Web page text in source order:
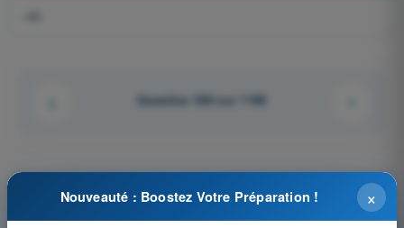
Question 436 sur 1106
Tests d'entraînement et examens blancs
chronométrés ATPL - Licence de pilote de ligne avion
×
Nouveauté : Boostez Votre Préparation !